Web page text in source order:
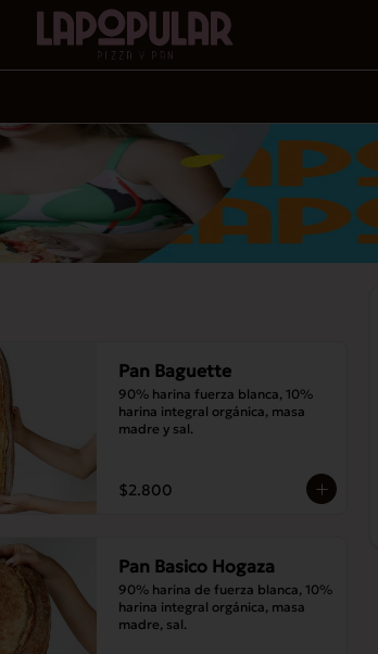
Pan Baguette
90% harina fuerza blanca, 10%
harina integral orgánica, masa
madre y sal.
$2.800
Pan Basico Hogaza
90% harina de fuerza blanca, 10%
harina integral orgánica, masa
madre, sal.